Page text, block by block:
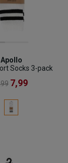
Apollo
Socks 3-pack
7,99